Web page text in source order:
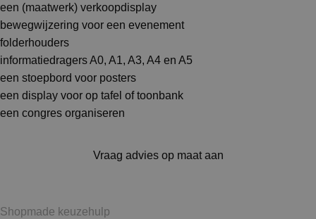
een (maatwerk) verkoopdisplay
bewegwijzering voor een evenement
folderhouders
informatiedragers A0, A1, A3, A4 en A5
een stoepbord voor posters
een display voor op tafel of toonbank
een congres organiseren
Vraag advies op maat aan
Shopmade keuzehulp